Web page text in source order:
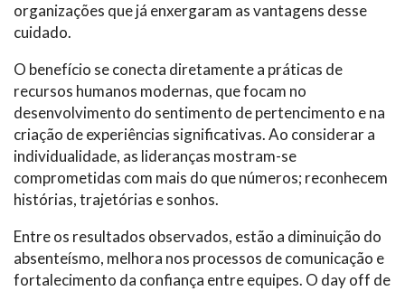
organizações que já enxergaram as vantagens desse
cuidado.
O benefício se conecta diretamente a práticas de
recursos humanos modernas, que focam no
desenvolvimento do sentimento de pertencimento e na
criação de experiências significativas. Ao considerar a
individualidade, as lideranças mostram-se
comprometidas com mais do que números; reconhecem
histórias, trajetórias e sonhos.
Entre os resultados observados, estão a diminuição do
absenteísmo, melhora nos processos de comunicação e
fortalecimento da confiança entre equipes. O day off de